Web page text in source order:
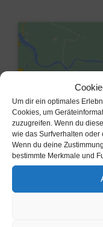
Um dir ein optimales
Cookies, um
zuzugreifen. Wenn du
wie das Surfverhalten oder
Wenn du deine
bestimmte Merkmale und
Klicke